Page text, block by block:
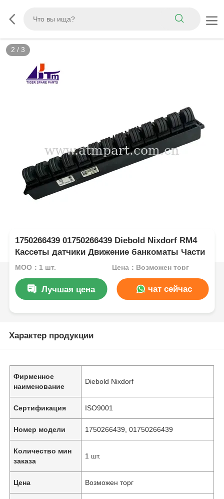
2 / 3
1750266439 01750266439 Diebold Nixdorf RM4
Кассеты датчики Движение банкоматы Части
MOQ：1 шт. Цена：Возможен торг
Лучшая цена чат сейчас
Характер продукции
Фирменное
наименование
Diebold Nixdorf
Сертификация ISO9001
Номер модели 1750266439, 01750266439
Количество мин
заказа
1 шт.
Цена Возможен торг